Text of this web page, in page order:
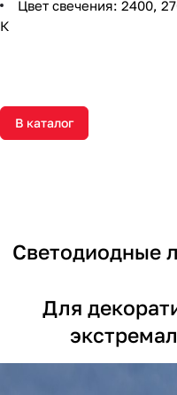
Цвет свечения: 2400,
К
В каталог
Светодиодные
Для